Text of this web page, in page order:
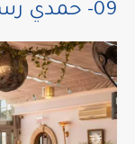
09- حمدي رستوران